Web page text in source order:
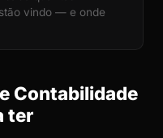
vindo — e onde
Contabilidade
ter